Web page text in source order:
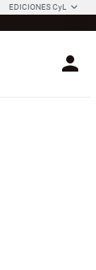
EDICIONES CyL
Login